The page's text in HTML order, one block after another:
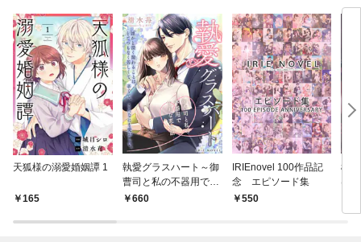
天狐様の溺愛婚姻譚 1
165
執愛グラスハート～御
曹司と私の不器用で甘
美な恋の話～
660
IRIEnovel 100作品記
念 エピソード集
550
檻
は